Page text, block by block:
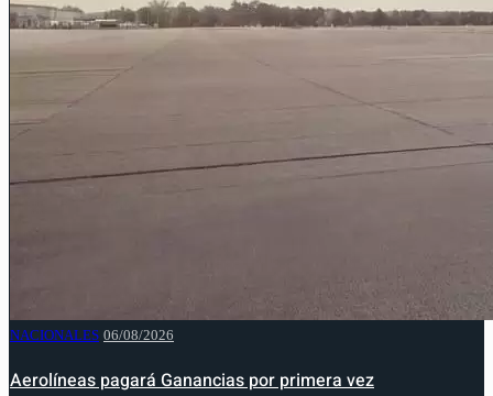
NACIONALES 06/08/2026
Aerolíneas pagará Ganancias por primera vez